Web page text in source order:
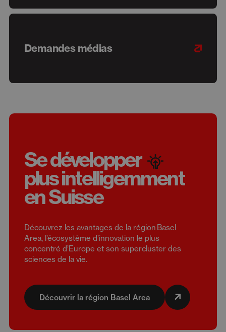
Demandes médias
Se développer
plus intelligemment
en Suisse
Découvrez les avantages de la région Basel
Area, l’écosystème d’innovation le plus
concentré d’Europe et son supercluster des
sciences de la vie.
Découvrir la région Basel Area